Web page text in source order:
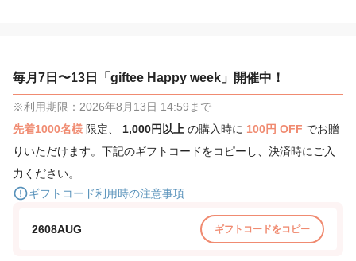
毎月7日〜13日「giftee Happy week」開催中！
※利用期限：2026年8月13日 14:59まで
先着1000名様 限定、 1,000円以上 の購入時に 100円 OFF でお贈
りいただけます。下記のギフトコードをコピーし、決済時にご入
力ください。
ギフトコード利用時の注意事項
2608AUG ギフトコードをコピー